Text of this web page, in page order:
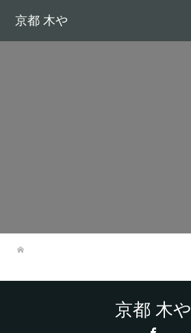
京都 木や
京都 木や